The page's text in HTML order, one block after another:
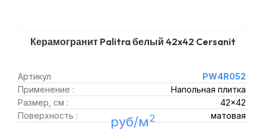
Керамогранит Palitra белый 42x42 Cersanit
Артикул
PW4R052
Применение :
Напольная плитка
Размер, см :
42x42
Поверхность :
матовая
руб/м2